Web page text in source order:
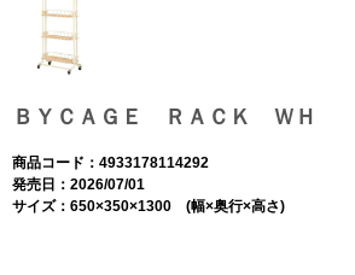
ＢＹＣＡＧＥ ＲＡＣＫ ＷＨ
商品コード：4933178114292
発売日：2026/07/01
サイズ：650×350×1300 (幅×奥行×高さ)